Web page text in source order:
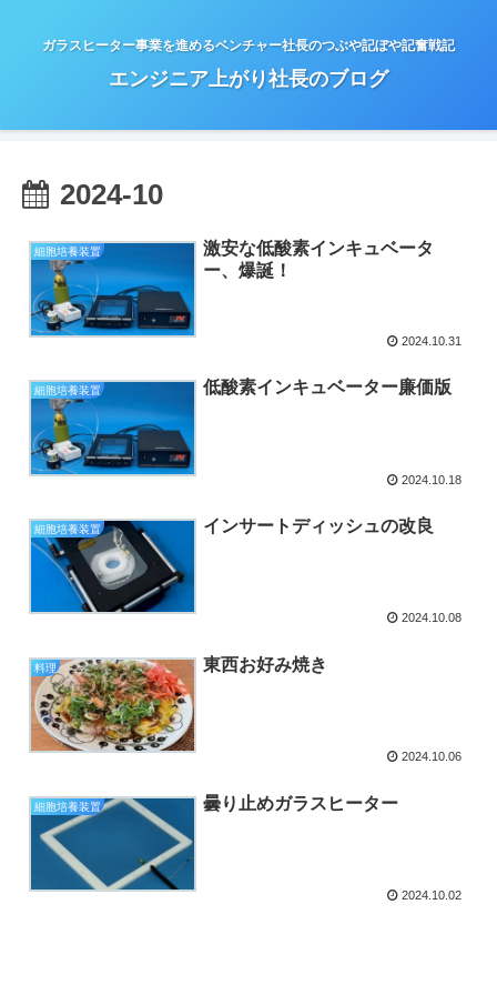
ガラスヒーター事業を進めるベンチャー社長のつぶや記ぼや記奮戦記
エンジニア上がり社長のブログ
2024-10
細胞培養装置
激安な低酸素インキュベータ
ー、爆誕！
2024.10.31
細胞培養装置 低酸素インキュベーター廉価版
2024.10.18
細胞培養装置 インサートディッシュの改良
2024.10.08
料理 東西お好み焼き
2024.10.06
細胞培養装置 曇り止めガラスヒーター
2024.10.02